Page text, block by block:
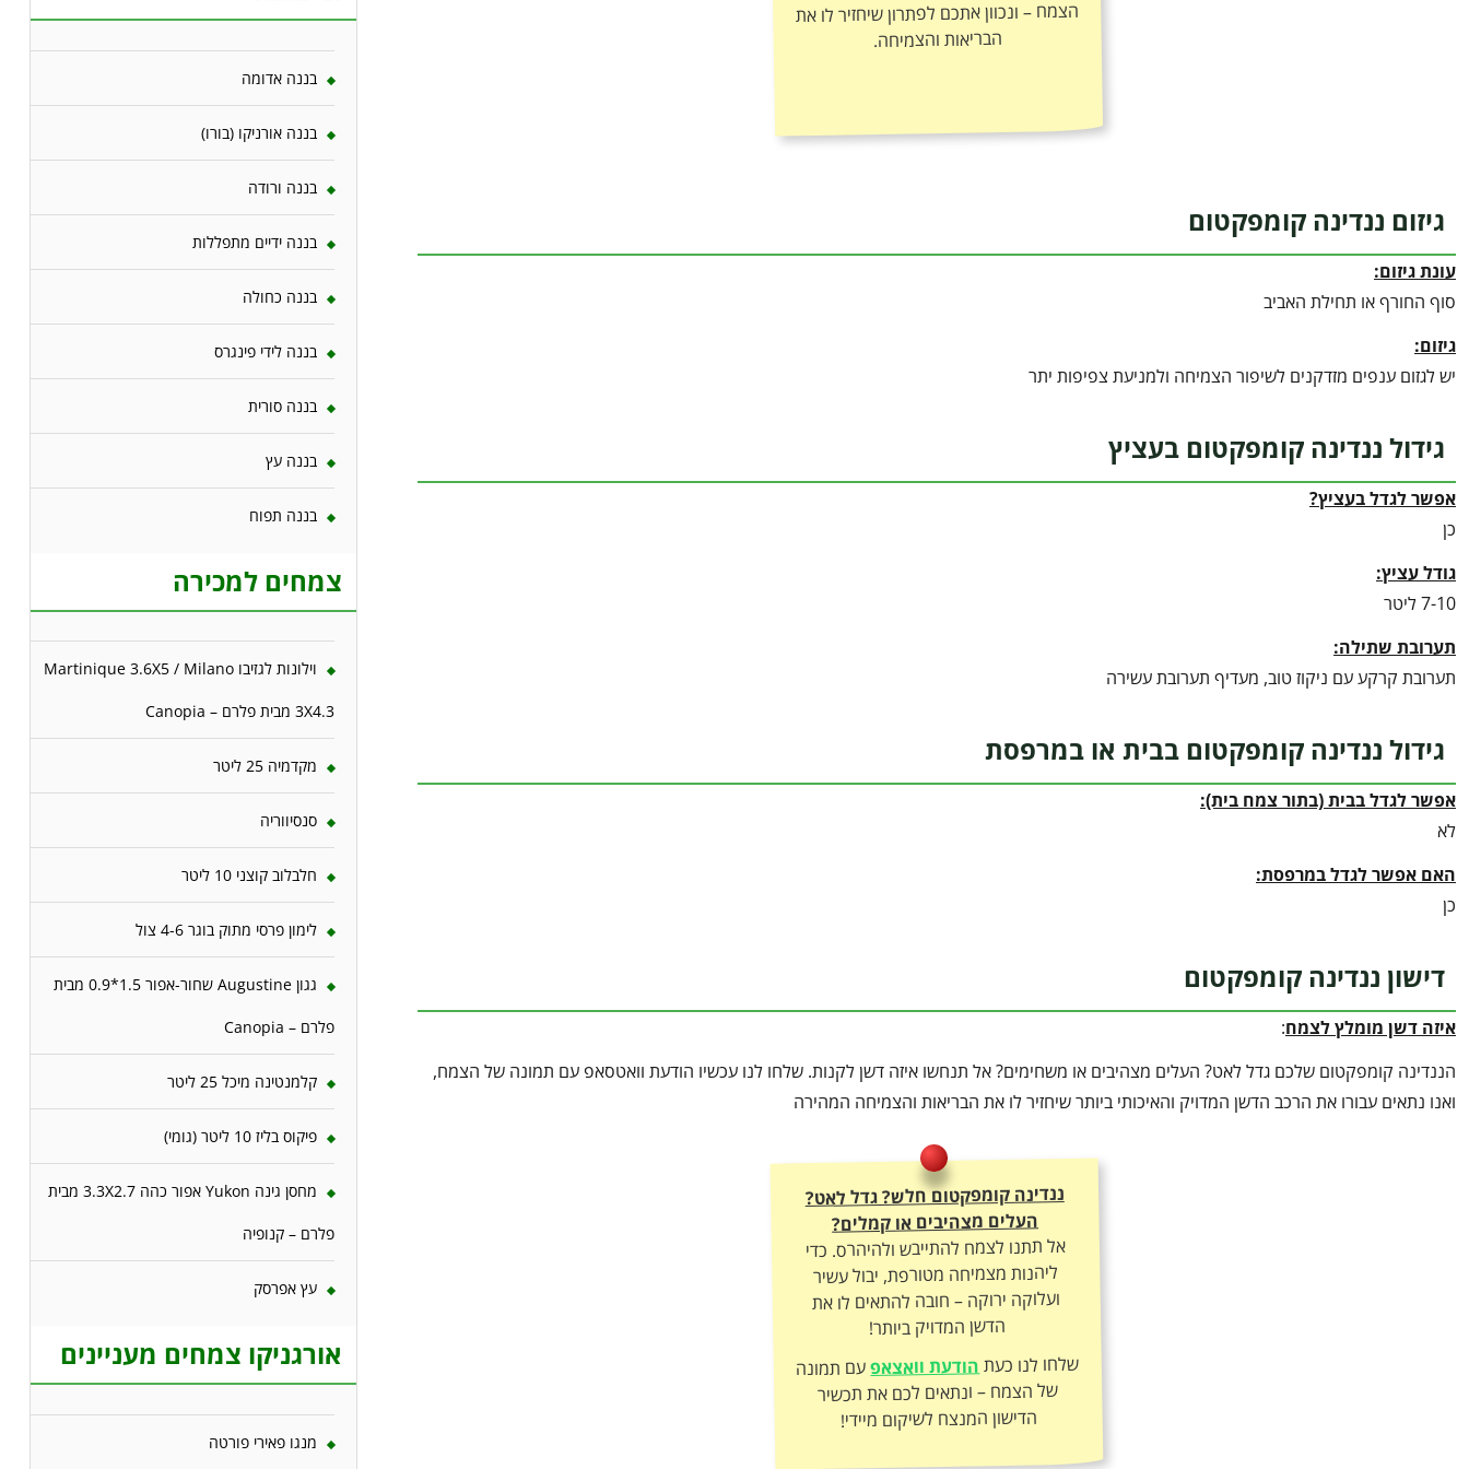
הבריאות והצמיחה.
גיזום ננדינה קומפקטום
עונת גיזום:
סוף החורף או תחילת האביב
גיזום:
יש לגזום ענפים מזדקנים לשיפור הצמיחה ולמניעת צפיפות יתר
גידול ננדינה קומפקטום בעציץ
אפשר לגדל בעציץ?
כן
גודל עציץ:
7-10 ליטר
תערובת שתילה:
תערובת קרקע עם ניקוז טוב, מעדיף תערובת עשירה
גידול ננדינה קומפקטום בבית או במרפסת
אפשר לגדל בבית (בתור צמח בית):
לא
האם אפשר לגדל במרפסת:
כן
דישון ננדינה קומפקטום
איזה דשן מומלץ לצמח:
הננדינה קומפקטום שלכם גדל לאט? העלים מצהיבים או משחימים? אל תנחשו איזה דשן לקנות. שלחו לנו עכשיו הודעת וואטסאפ עם תמונה של הצמח,
ואנו נתאים עבורו את הרכב הדשן המדויק והאיכותי ביותר שיחזיר לו את הבריאות והצמיחה המהירה
ננדינה קומפקטום חלש? גדל לאט?
העלים מצהיבים או קמלים?
אל תתנו לצמח להתייבש ולהיהרס. כדי
ליהנות מצמיחה מטורפת, יבול עשיר
ועלוקה ירוקה – חובה להתאים לו את
הדשן המדויק ביותר!
שלחו לנו כעתהודעת וואצאפעם תמונה
של הצמח – ונתאים לכם את תכשיר
הדישון המנצח לשיקום מיידי!
בננה אדומה
בננה אורניקו (בורו)
בננה ורודה
בננה ידיים מתפללות
בננה כחולה
בננה לידי פינגרס
בננה סורית
בננה עץ
בננה תפוח
צמחים למכירה
וילונות לגזיבו Martinique 3.6X5 / Milano
3X4.3 מבית פלרם – Canopia
מקדמיה 25 ליטר
סנסיווריה
חלבלוב קוצני 10 ליטר
לימון פרסי מתוק בוגר 4-6 צול
גגון Augustine שחור-אפור 1.5*0.9 מבית
פלרם – Canopia
קלמנטינה מיכל 25 ליטר
פיקוס בליז 10 ליטר (גומי)
מחסן גינה Yukon אפור כהה 3.3X2.7 מבית
פלרם – קנופיה
עץ אפרסק
אורגניקו צמחים מעניינים
מנגו פאירי פורטה